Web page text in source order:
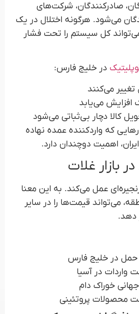
صادرکنندگان، شرکت‌های
می‌شود. هرگونه اختلال در یک
کل سیستم را تحت فشار
در خلیج فارس:
می‌کنند
می‌یابد
کالا دچار بی‌ثباتی می‌شود
که واردکننده عمده نهاده
اهمیت دوچندان دارد.
بازار غلات
عمل می‌کند. به این معنا
می‌تواند قیمت‌ها را در سایر
دهد.
حمل در خلیج فارس
واردات در آسیا
خوراک دام
محصولات پروتئینی